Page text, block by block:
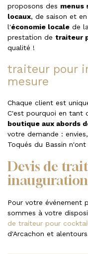
proposons des menus
locaux, de saison et en
l'économie locale de
prestation de traiteur
qualité !
traiteur pour
mesure
Chaque client est
C'est pourquoi en tant
boutique aux abords
votre demande :
Toqués du Bassin
Devis de
Pour votre événement
sommes à votre
de traiteur pour
d'Arcachon et